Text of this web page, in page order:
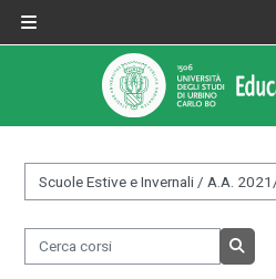
Informazioni
Informazioni
Istruzioni per
&nbsp;
Cerca